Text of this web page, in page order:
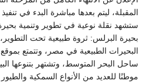
المقبلة، ليتم بعدها مباشرة البدء في
ستشهد نقلة نوعية في تطوير وتنمية
بحيرة البرلس: ثروة طبيعية تحت
البحيرات الطبيعية في مصر، وتتمتع
ساحل البحر المتوسط، وتشتهر بتنوعها
موطنًا للعديد من الأنواع السمكية والطيور